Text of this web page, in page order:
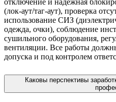
(лок-аут/таг-аут), проверка
использование СИЗ
одежда, очки), соблюдение
сушильного оборудования,
вентиляции. Все работы
допуска и под контролем
Каковы перспективы